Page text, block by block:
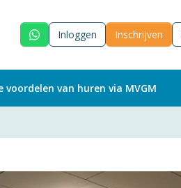
Inloggen Inschrijven
voordelen van huren via MVGM